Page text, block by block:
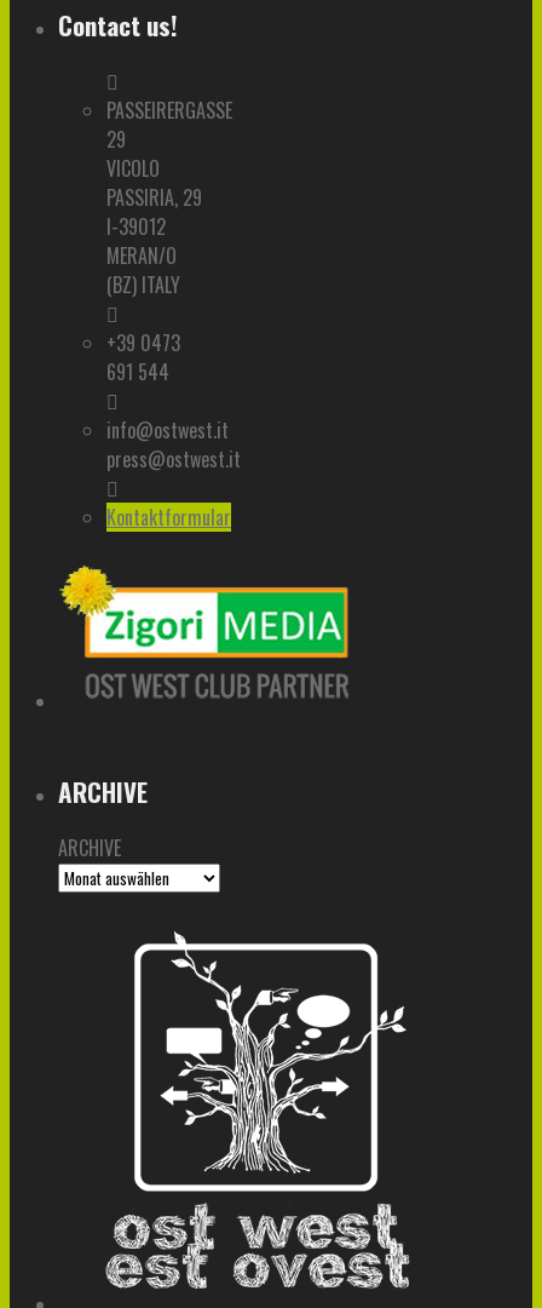
Contact us!
PASSEIRERGASSE
29
VICOLO
PASSIRIA, 29
I-39012
MERAN/O
(BZ) ITALY
+39 0473
691 544
info@ostwest.it
press@ostwest.it
Kontaktformular
ARCHIVE
ARCHIVE